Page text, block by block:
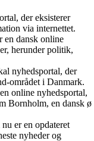
der eksisterer
via internettet.
en dansk online
herunder politik,
nyhedsportal, der
området i Danmark.
online nyhedsportal,
Bornholm, en dansk ø
er en opdateret
nyheder og